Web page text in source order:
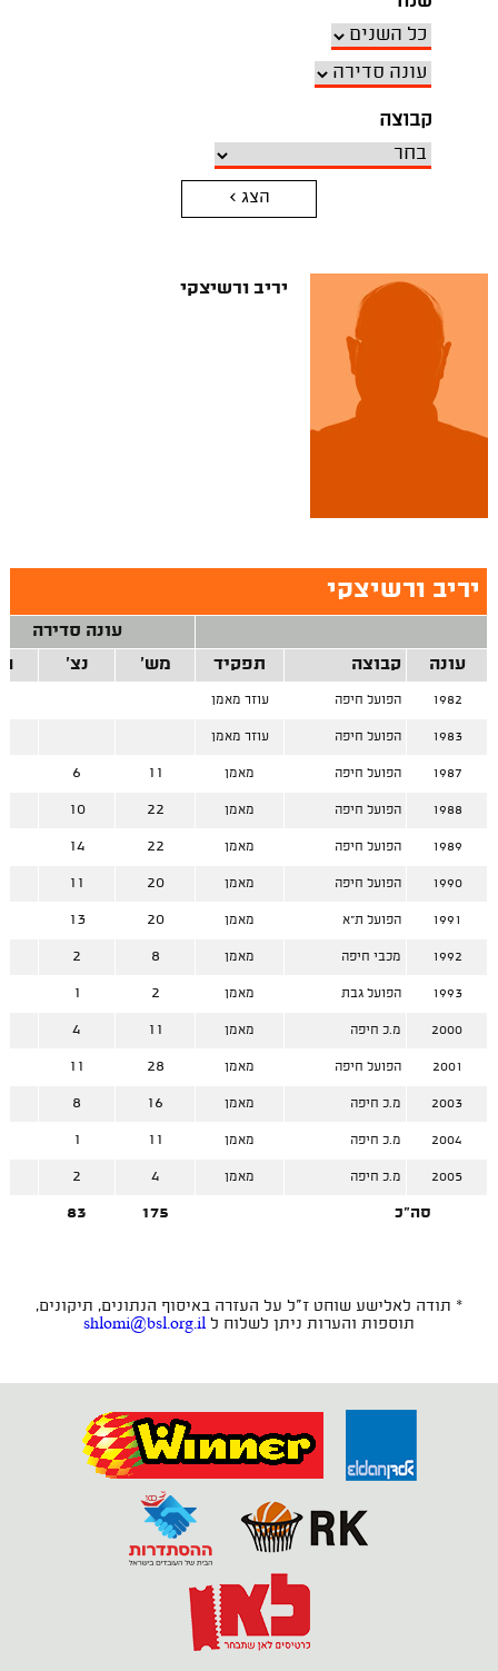
קבוצה
הצג >
יריב ורשיצקי
יריב ורשיצקי
עונה סדירה
עונה
קבוצה תפקיד מש' נצ'
1982 הפועל חיפה עוזר מאמן
1983 הפועל חיפה עוזר מאמן
1987 הפועל חיפה מאמן 11
6
1988 הפועל חיפה מאמן 22
10
1989 הפועל חיפה מאמן 22
14
1990 הפועל חיפה מאמן 20
11
1991 הפועל ת"א מאמן 20
13
1992 מכבי חיפה מאמן 8
2
1993 הפועל גבת מאמן 2
1
2000 מ.כ חיפה מאמן 11
4
2001 הפועל חיפה מאמן 28
11
2003 מ.כ חיפה מאמן 16
8
2004 מ.כ חיפה מאמן 11
1
2005 מ.כ חיפה מאמן 4
2
סה"כ 175
83
* תודה לאלישע שוחט ז"ל על העזרה באיסוף הנתונים, תיקונים,
תוספות והערות ניתן לשלוח ל shlomi@bsl.org.il